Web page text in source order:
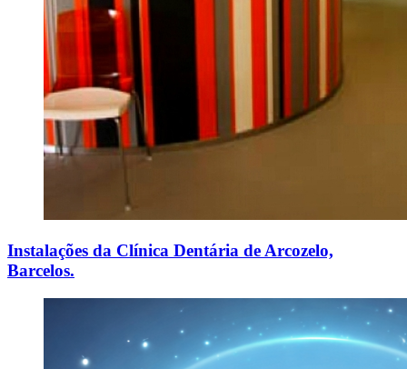
Instalações da Clínica Dentária de Arcozelo,
Barcelos.